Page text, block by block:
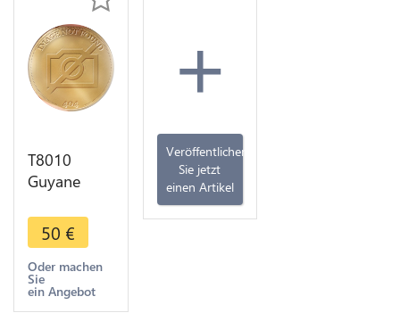
T8010
Guyane
Cayenne 2
sous 1789 -
> Faire
offre
50 €
Oder machen
Sie
ein Angebot
+
Veröffentlichen
Sie jetzt
einen Artikel